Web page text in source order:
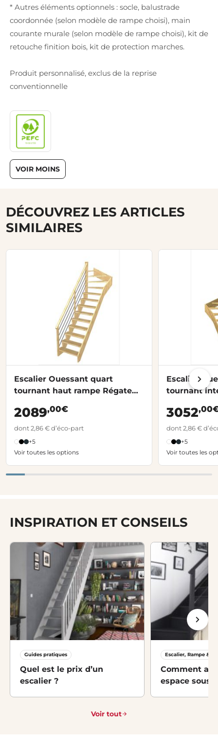
* Autres éléments optionnels : socle, balustrade
coordonnée (selon modèle de rampe choisi), main
courante murale (selon modèle de rampe choisi), kit de
retouche finition bois, kit de protection marches.
Produit personnalisé, exclus de la reprise
conventionnelle
VOIR MOINS
DÉCOUVREZ LES ARTICLES
SIMILAIRES
Escalier Ouessant quart
tournant haut rampe Régate
2089,00€
dont 2,86 € d’éco-part
+5
Voir toutes les options
Escalier
tournant
3052
dont 2,86 €
+5
Voir toutes les
INSPIRATION ET CONSEILS
Guides pratiques
Quel est le prix d’un
escalier ?
Escalier, Rampe &
Comment
espace sous-
Voir tout